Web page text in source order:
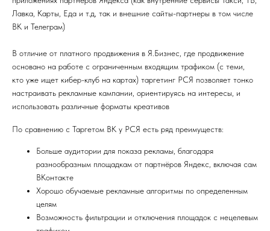
Лавка, Карты, Еда и т.д, так и внешние сайты-партнеры в том числе
ВК и Телеграм)
В отличие от платного продвижения в Я.Бизнес, где продвижение
основано на работе с ограниченным входящим трафиком (с теми,
кто уже ищет кибер-клуб на картах) таргетинг РСЯ позволяет тонко
настраивать рекламные кампании, ориентируясь на интересы, и
использовать различные форматы креативов
По сравнению с Таргетом ВК у РСЯ есть ряд преимуществ:
Больше аудитории для показа рекламы, благодаря
разнообразным площадкам от партнёров Яндекс, включая сам
ВКонтакте
Хорошо обучаемые рекламные алгоритмы по определенным
целям
Возможность фильтрации и отключения площадок с нецелевым